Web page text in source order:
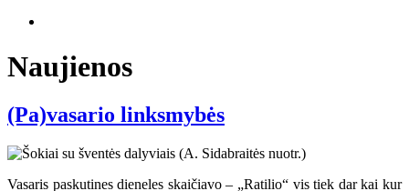
Naujienos
(Pa)vasario linksmybės
Vasaris paskutines dieneles skaičiavo – „Ratilio“ vis tiek dar kai kur